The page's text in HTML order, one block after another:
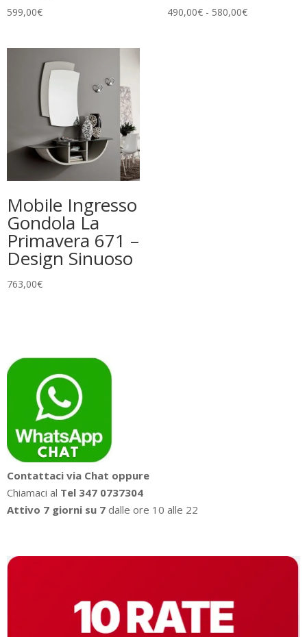
599,00€ 490,00€ - 580,00€Fascia
Mobile Ingresso
Gondola La
Primavera 671 –
Design Sinuoso
763,00€
Contattaci via Chat oppure
Chiamaci al Tel 347 0737304
Attivo 7 giorni su 7 dalle ore 10 alle 22